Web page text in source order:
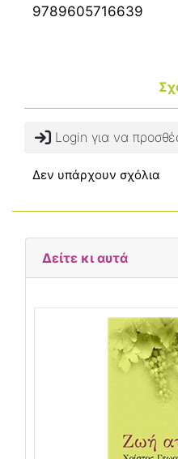
9789605716639
Login για να
Δεν υπάρχουν σχόλια
Δείτε κι αυτά